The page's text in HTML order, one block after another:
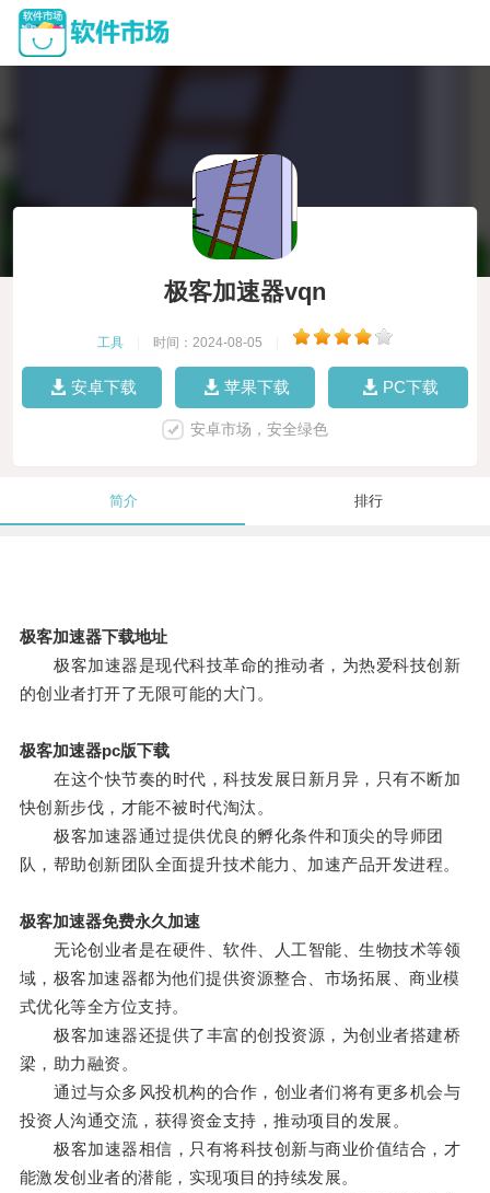
极客加速器vqn
工具 时间：2024-08-05
安卓下载 苹果下载 PC下载
安卓市场，安全绿色
简介 排行
极客加速器下载地址
极客加速器是现代科技革命的推动者，为热爱科技创新
的创业者打开了无限可能的大门。
极客加速器pc版下载
在这个快节奏的时代，科技发展日新月异，只有不断加
快创新步伐，才能不被时代淘汰。
极客加速器通过提供优良的孵化条件和顶尖的导师团
队，帮助创新团队全面提升技术能力、加速产品开发进程。
极客加速器免费永久加速
无论创业者是在硬件、软件、人工智能、生物技术等领
域，极客加速器都为他们提供资源整合、市场拓展、商业模
式优化等全方位支持。
极客加速器还提供了丰富的创投资源，为创业者搭建桥
梁，助力融资。
通过与众多风投机构的合作，创业者们将有更多机会与
投资人沟通交流，获得资金支持，推动项目的发展。
极客加速器相信，只有将科技创新与商业价值结合，才
能激发创业者的潜能，实现项目的持续发展。